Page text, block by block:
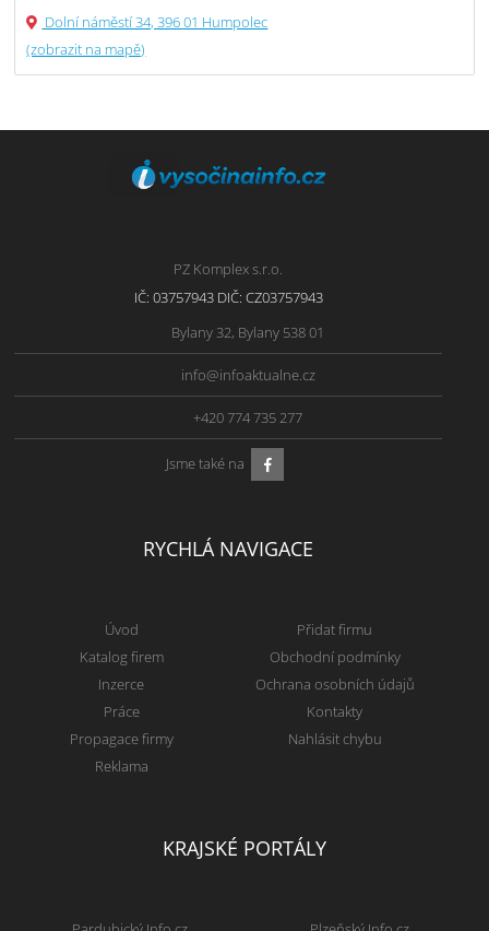
Dolní náměstí 34, 396 01 Humpolec
(zobrazit na mapě)
PZ Komplex s.r.o.
IČ: 03757943 DIČ: CZ03757943
Bylany 32, Bylany 538 01
info@infoaktualne.cz
+420 774 735 277
Jsme také na
RYCHLÁ NAVIGACE
Úvod
Katalog firem
Inzerce
Práce
Propagace firmy
Reklama
Přidat firmu
Obchodní podmínky
Ochrana osobních údajů
Kontakty
Nahlásit chybu
KRAJSKÉ PORTÁLY